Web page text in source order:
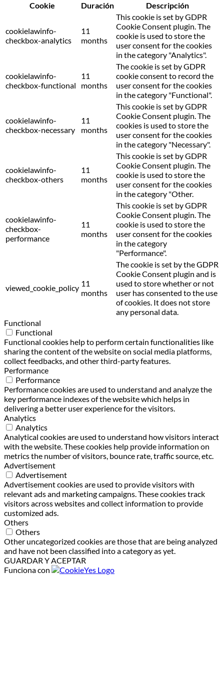
Cookie
Duración Descripción
cookielawinfo-
checkbox-analytics
11
months
This cookie is set by GDPR
Cookie Consent plugin. The
cookie is used to store the
user consent for the cookies
in the category "Analytics".
cookielawinfo-
checkbox-functional
11
months
The cookie is set by GDPR
cookie consent to record the
user consent for the cookies
in the category "Functional".
cookielawinfo-
checkbox-necessary
11
months
This cookie is set by GDPR
Cookie Consent plugin. The
cookies is used to store the
user consent for the cookies
in the category "Necessary".
cookielawinfo-
checkbox-others
11
months
This cookie is set by GDPR
Cookie Consent plugin. The
cookie is used to store the
user consent for the cookies
in the category "Other.
cookielawinfo-
checkbox-
performance
11
months
This cookie is set by GDPR
Cookie Consent plugin. The
cookie is used to store the
user consent for the cookies
in the category
"Performance".
viewed_cookie_policy 11
months
The cookie is set by the GDPR
Cookie Consent plugin and is
used to store whether or not
user has consented to the use
of cookies. It does not store
any personal data.
Functional
Functional
Functional cookies help to perform certain functionalities like
sharing the content of the website on social media platforms,
collect feedbacks, and other third-party features.
Performance
Performance
Performance cookies are used to understand and analyze the
key performance indexes of the website which helps in
delivering a better user experience for the visitors.
Analytics
Analytics
Analytical cookies are used to understand how visitors interact
with the website. These cookies help provide information on
metrics the number of visitors, bounce rate, traffic source, etc.
Advertisement
Advertisement
Advertisement cookies are used to provide visitors with
relevant ads and marketing campaigns. These cookies track
visitors across websites and collect information to provide
customized ads.
Others
Others
Other uncategorized cookies are those that are being analyzed
and have not been classified into a category as yet.
GUARDAR Y ACEPTAR
Funciona con